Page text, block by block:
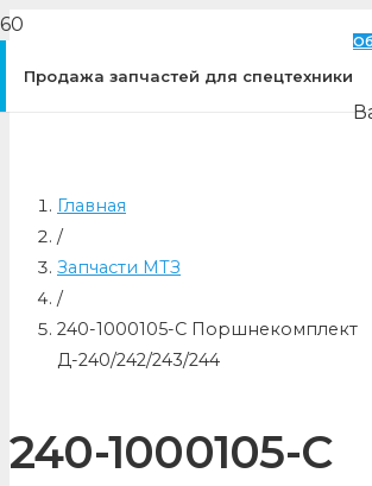
Продажа запчастей для спецтехники
Главная
/
Запчасти МТЗ
/
240-1000105-С Поршнекомплект
Д-240/242/243/244
240-1000105-С